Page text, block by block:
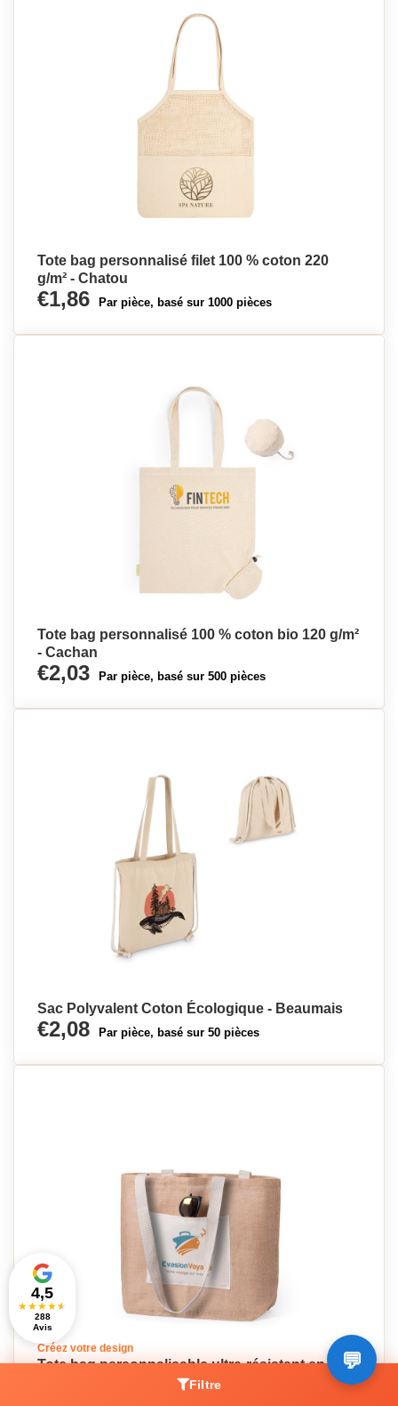
Tote bag personnalisé filet 100 % coton 220
g/m² - Chatou
€1,86 Par pièce, basé sur 1000 pièces
Tote bag personnalisé 100 % coton bio 120 g/m²
- Cachan
€2,03 Par pièce, basé sur 500 pièces
Sac Polyvalent Coton Écologique - Beaumais
€2,08 Par pièce, basé sur 50 pièces
Créez votre design
Tote bag personnalisable ultra-résistant en jute
avec poche avant - Le Havre
Filtre
4,5
★★★★★
288
Avis